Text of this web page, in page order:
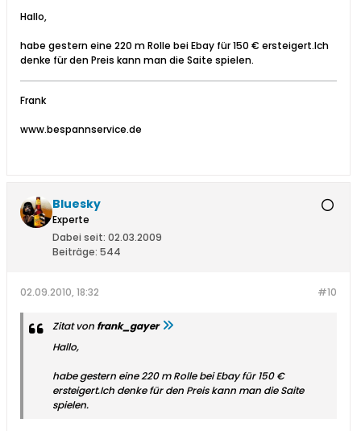
Hallo,
habe gestern eine 220 m Rolle bei Ebay für 150 € ersteigert.Ich
denke für den Preis kann man die Saite spielen.
Frank
www.bespannservice.de
Bluesky
Experte
Dabei seit: 02.03.2009
Beiträge: 544
#10
02.09.2010, 18:32
Zitat von frank_gayer
Hallo,
habe gestern eine 220 m Rolle bei Ebay für 150 €
ersteigert.Ich denke für den Preis kann man die Saite
spielen.